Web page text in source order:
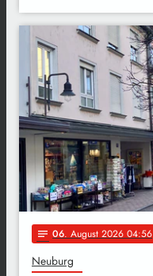
notes 06. August 2026 04:56
Neuburg